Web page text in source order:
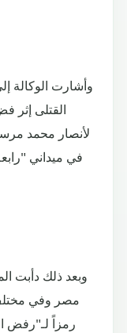
وأشارت
القتلى إثر
لأنصار محمد
في ميداني
وبعد ذلك دأبت
مصر وفي
رمزاً لـ"رفض